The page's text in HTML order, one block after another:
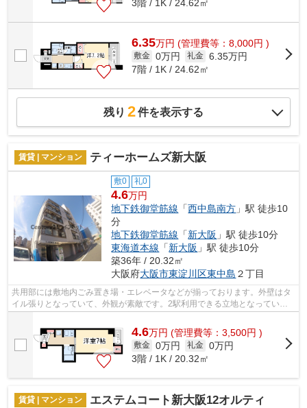
3階 / 1K / 24.62㎡
6.35万円 (管理費等：8,000円 )
敷金 0万円 礼金 6.35万円
7階 / 1K / 24.62㎡
残り 2件を表示する
賃貸 | マンション ティーホームズ新大阪
敷0 礼0
4.6万円
地下鉄御堂筋線 「西中島南方 」駅 徒歩10
分
地下鉄御堂筋線 「新大阪 」駅 徒歩10分
東海道本線 「新大阪 」駅 徒歩10分
築36年 / 20.32㎡
大阪府大阪市東淀川区東中島 ２丁目
共用部には敷地内ごみ置き場・エレベータなどが揃っております。外壁はタ
イル張りとなっていて、外観が素敵です。2駅利用できる立地となってい
4.6万円 (管理費等：3,500円 )
敷金 0万円 礼金 0万円
3階 / 1K / 20.32㎡
賃貸 | マンション エステムコート新大阪12オルティ